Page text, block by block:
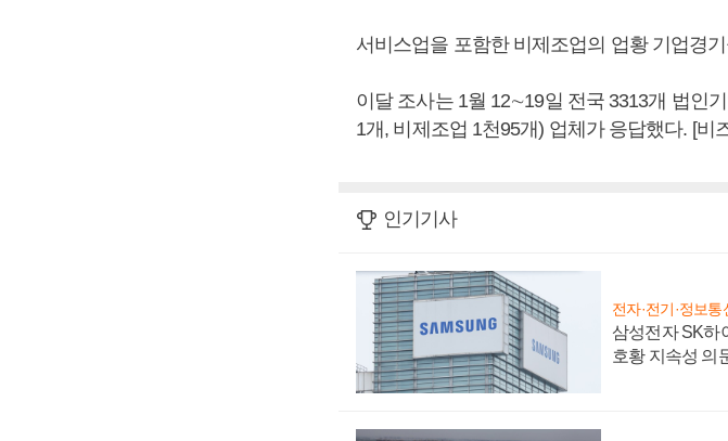
서비스업을 포함한 비제조업의 업황 기업경
이달 조사는 1월 12∼19일 전국 3313개 법인
1개, 비제조업 1천95개) 업체가 응답했다. [비
인기기사
전자·전기·정보통
삼성전자 SK하
호황 지속성 의